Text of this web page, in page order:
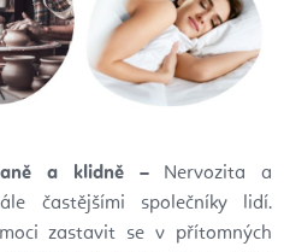
a klidně –Nervozita a
častějšími společníky lidí.
zastavit se v přítomných